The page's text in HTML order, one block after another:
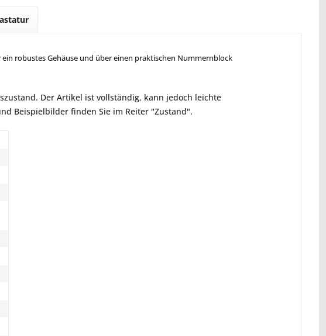
robustes Gehäuse und über einen praktischen Nummernblock
Der Artikel ist vollständig, kann jedoch leichte
Beispielbilder finden Sie im Reiter "Zustand".